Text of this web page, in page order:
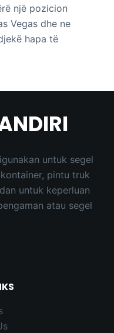
një pozicion
Vegas dhe ne
hapa të
untuk segel
pintu truk
untuk keperluan
atau segel